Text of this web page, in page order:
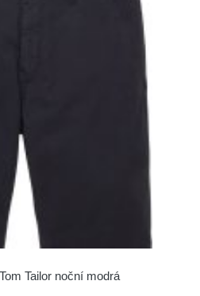
Tailor noční modrá